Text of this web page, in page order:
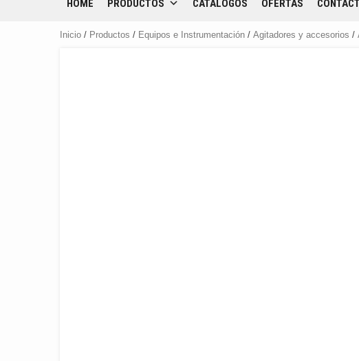
HOME PRODUCTOS CATÁLOGOS OFERTAS
Inicio / Productos / Equipos e Instrumentación / Agitadores y accesorios /